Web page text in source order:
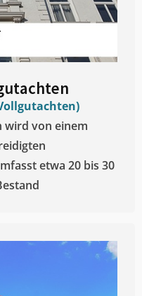
wird von einem
etwa 20 bis 30